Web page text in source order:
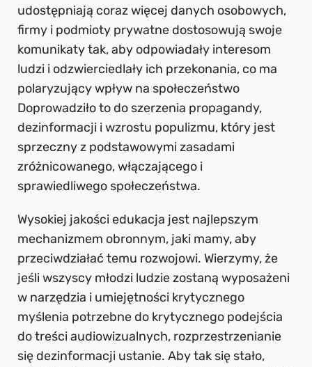
udostępniają coraz więcej danych osobowych,
firmy i podmioty prywatne dostosowują swoje
komunikaty tak, aby odpowiadały interesom
ludzi i odzwierciedlały ich przekonania, co ma
polaryzujący wpływ na społeczeństwo
Doprowadziło to do szerzenia propagandy,
dezinformacji i wzrostu populizmu, który jest
sprzeczny z podstawowymi zasadami
zróżnicowanego, włączającego i
sprawiedliwego społeczeństwa.
Wysokiej jakości edukacja jest najlepszym
mechanizmem obronnym, jaki mamy, aby
przeciwdziałać temu rozwojowi. Wierzymy, że
jeśli wszyscy młodzi ludzie zostaną wyposażeni
w narzędzia i umiejętności krytycznego
myślenia potrzebne do krytycznego podejścia
do treści audiowizualnych, rozprzestrzenianie
się dezinformacji ustanie. Aby tak się stało,